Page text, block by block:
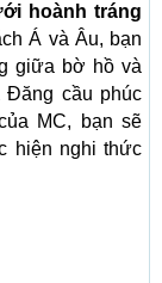
hoành tráng
Á và Âu, bạn
giữa bờ hồ và
Đăng cầu phúc
MC, bạn sẽ
hiện nghi thức